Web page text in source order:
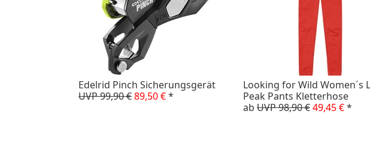
Edelrid Pinch Sicherungsgerät
UVP 99,90 €89,50 €*
Looking for Wild Women´s
Peak Pants Kletterhose
ab UVP 98,90 €49,45 €*